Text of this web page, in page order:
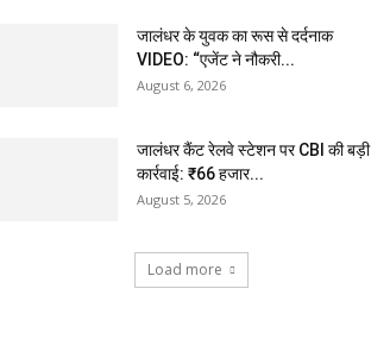
जालंधर के युवक का रूस से दर्दनाक
VIDEO: “एजेंट ने नौकरी...
August 6, 2026
जालंधर कैंट रेलवे स्टेशन पर CBI की बड़ी
कार्रवाई: ₹66 हजार...
August 5, 2026
Load more